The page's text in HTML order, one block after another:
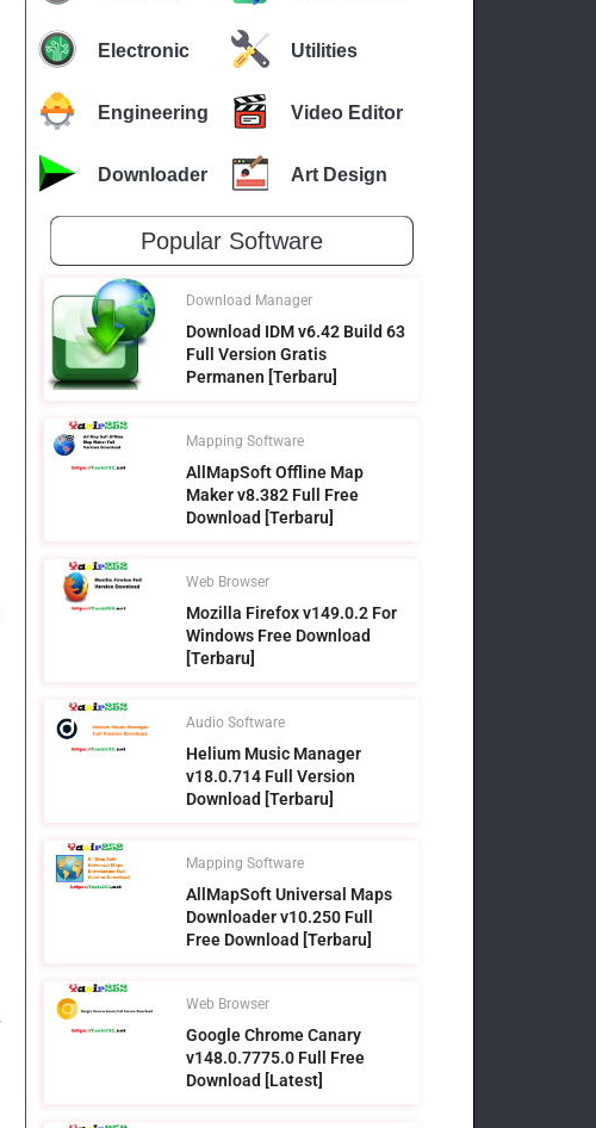
Electronic Utilities
Engineering Video Editor
Downloader Art Design
Popular Software
Download Manager
Download IDM v6.42 Build 63
Full Version Gratis
Permanen [Terbaru]
Mapping Software
AllMapSoft Offline Map
Maker v8.382 Full Free
Download [Terbaru]
Web Browser
Mozilla Firefox v149.0.2 For
Windows Free Download
[Terbaru]
Audio Software
Helium Music Manager
v18.0.714 Full Version
Download [Terbaru]
Mapping Software
AllMapSoft Universal Maps
Downloader v10.250 Full
Free Download [Terbaru]
Web Browser
Google Chrome Canary
v148.0.7775.0 Full Free
Download [Latest]